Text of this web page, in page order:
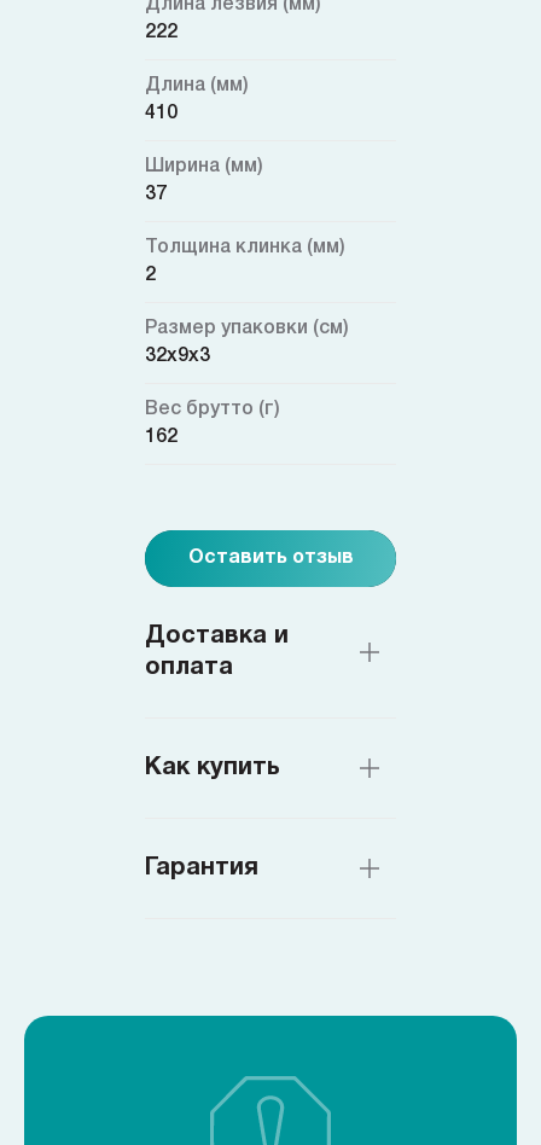
Длина лезвия (мм)
222
Длина (мм)
410
Ширина (мм)
37
Толщина клинка (мм)
2
Размер упаковки (см)
32x9x3
Вес брутто (г)
162
Оставить отзыв
Доставка и
оплата
Как купить
Гарантия